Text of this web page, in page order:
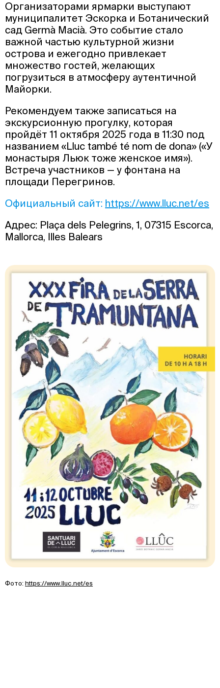
Организаторами ярмарки выступают
муниципалитет Эскорка и Ботанический
сад Germà Macià. Это событие стало
важной частью культурной жизни
острова и ежегодно привлекает
множество гостей, желающих
погрузиться в атмосферу аутентичной
Майорки.
Рекомендуем также записаться на
экскурсионную прогулку, которая
пройдёт 11 октября 2025 года в 11:30 под
названием «Lluc també té nom de dona» («У
монастыря Льюк тоже женское имя»).
Встреча участников — у фонтана на
площади Перегринов.
Официальный сайт: https://www.lluc.net/es
Адрес: Plaça dels Pelegrins, 1, 07315 Escorca,
Mallorca, Illes Balears
Фото: https://www.lluc.net/es